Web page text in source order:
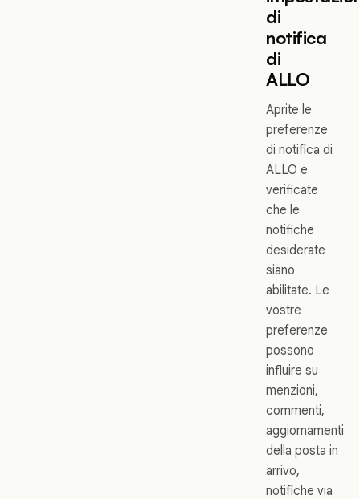
di
notifica
di
ALLO
Aprite le
preferenze
di notifica di
ALLO e
verificate
che le
notifiche
desiderate
siano
abilitate. Le
vostre
preferenze
possono
influire su
menzioni,
commenti,
aggiornamenti
della posta in
arrivo,
notifiche via